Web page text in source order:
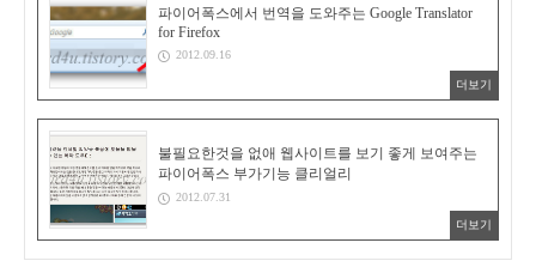
파이어폭스에서 번역을 도와주는 Google Translator
for Firefox
2012.09.16
더보기
불필요한것을 없애 웹사이트를 보기 좋게 보여주는
파이어폭스 부가기능 클리얼리
2012.07.31
더보기